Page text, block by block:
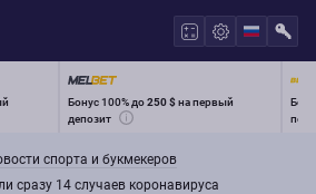
Бонус 100% до250 $на первый
депозит
спорта и букмекеров
сразу 14 случаев коронавируса